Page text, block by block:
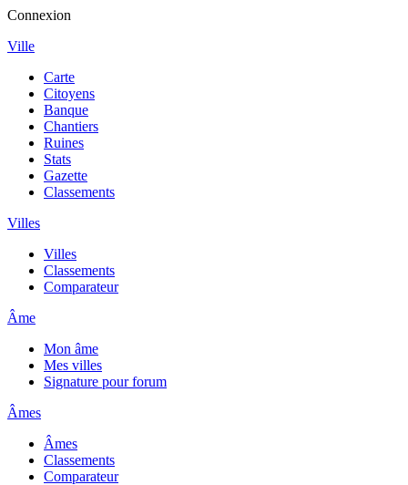
Connexion
Ville
Carte
Citoyens
Banque
Chantiers
Ruines
Stats
Gazette
Classements
Villes
Villes
Classements
Comparateur
Âme
Mon âme
Mes villes
Signature pour forum
Âmes
Âmes
Classements
Comparateur